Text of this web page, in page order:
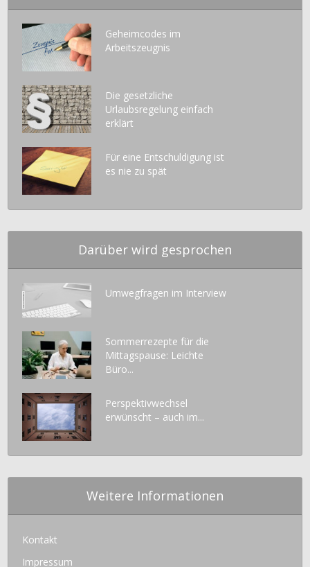
Geheimcodes im
Arbeitszeugnis
Die gesetzliche
Urlaubsregelung einfach
erklärt
Für eine Entschuldigung ist
es nie zu spät
Darüber wird gesprochen
Umwegfragen im Interview
Sommerrezepte für die
Mittagspause: Leichte
Büro...
Perspektivwechsel
erwünscht – auch im...
Weitere Informationen
Kontakt
Impressum